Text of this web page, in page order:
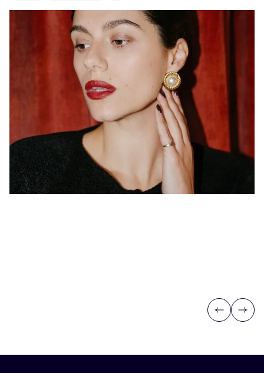
Previous
Next